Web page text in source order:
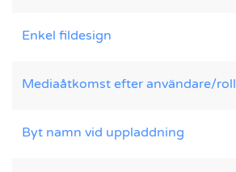
Enkel fildesign
Mediaåtkomst efter användare/roll
Byt namn vid uppladdning